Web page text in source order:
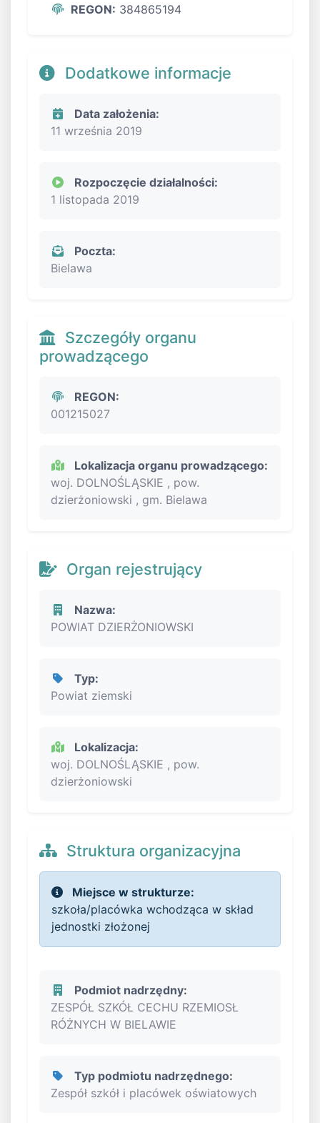
REGON: 384865194
Dodatkowe informacje
Data założenia:
11 września 2019
Rozpoczęcie działalności:
1 listopada 2019
Poczta:
Bielawa
Szczegóły organu
prowadzącego
REGON:
001215027
Lokalizacja organu prowadzącego:
woj. DOLNOŚLĄSKIE , pow.
dzierżoniowski , gm. Bielawa
Organ rejestrujący
Nazwa:
POWIAT DZIERŻONIOWSKI
Typ:
Powiat ziemski
Lokalizacja:
woj. DOLNOŚLĄSKIE , pow.
dzierżoniowski
Struktura organizacyjna
Miejsce w strukturze:
szkoła/placówka wchodząca w skład
jednostki złożonej
Podmiot nadrzędny:
ZESPÓŁ SZKÓŁ CECHU RZEMIOSŁ
RÓŻNYCH W BIELAWIE
Typ podmiotu nadrzędnego:
Zespół szkół i placówek oświatowych